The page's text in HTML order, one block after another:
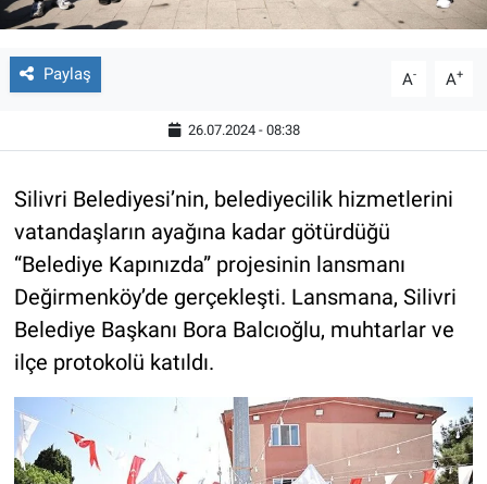
Paylaş A- A+
26.07.2024 - 08:38
Silivri Belediyesi’nin, belediyecilik hizmetlerini
vatandaşların ayağına kadar götürdüğü
“Belediye Kapınızda” projesinin lansmanı
Değirmenköy’de gerçekleşti. Lansmana, Silivri
Belediye Başkanı Bora Balcıoğlu, muhtarlar ve
ilçe protokolü katıldı.